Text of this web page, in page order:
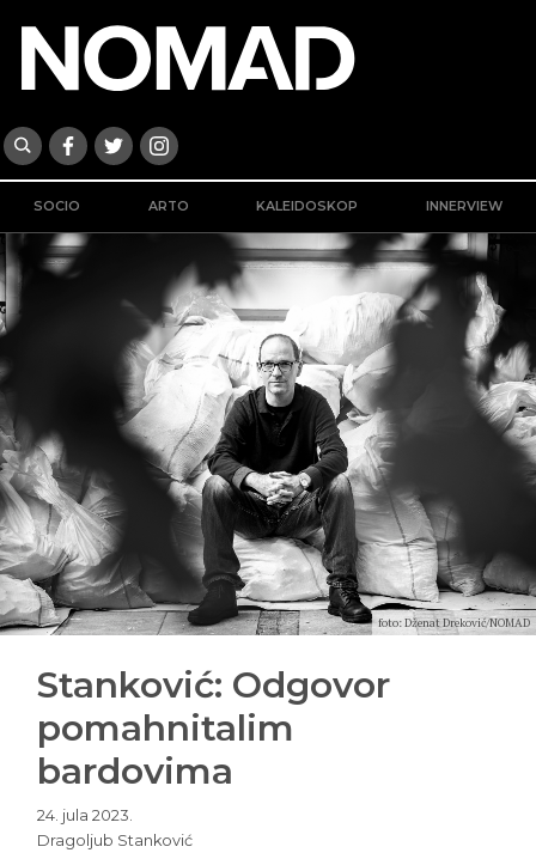
SOCIO ARTO KALEIDOSKOP INNERVIEW
foto: Dženat Dreković/NOMAD
Stanković: Odgovor
pomahnitalim
bardovima
24. jula 2023.
Dragoljub Stanković